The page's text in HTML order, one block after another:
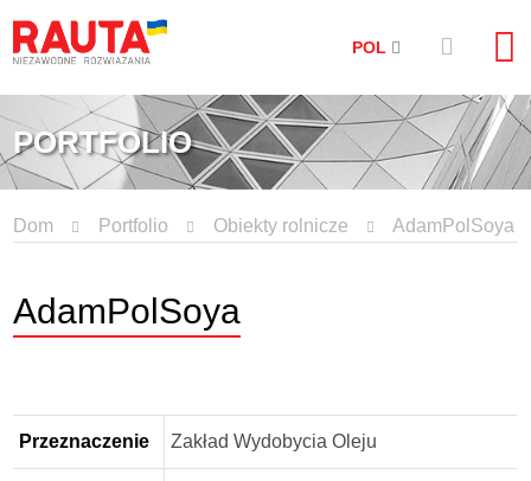
POL
PORTFOLIO
Dom Portfolio Obiekty rolnicze AdamPolSoya
AdamPolSoya
Przeznaczenie Zakład Wydobycia Oleju